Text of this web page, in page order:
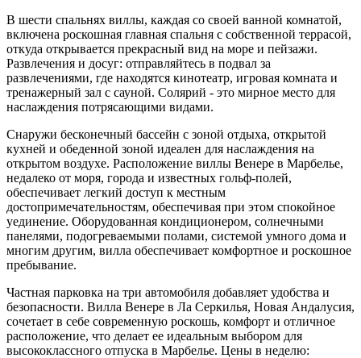
В шести спальнях виллы, каждая со своей ванной комнатой,
включена роскошная главная спальня с собственной террасой,
откуда открывается прекрасный вид на море и пейзажи.
Развлечения и досуг: отправляйтесь в подвал за
развлечениями, где находятся кинотеатр, игровая комната и
тренажерный зал с сауной. Солярий - это мирное место для
наслаждения потрясающими видами.
Снаружи бесконечный бассейн с зоной отдыха, открытой
кухней и обеденной зоной идеален для наслаждения на
открытом воздухе. Расположение виллы Венере в Марбелье,
недалеко от моря, города и известных гольф-полей,
обеспечивает легкий доступ к местным
достопримечательностям, обеспечивая при этом спокойное
уединение. Оборудованная кондиционером, солнечными
панелями, подогреваемыми полами, системой умного дома и
многим другим, вилла обеспечивает комфортное и роскошное
пребывание.
Частная парковка на три автомобиля добавляет удобства и
безопасности. Вилла Венере в Ла Серкилья, Новая Андалусия,
сочетает в себе современную роскошь, комфорт и отличное
расположение, что делает ее идеальным выбором для
высококлассного отпуска в Марбелье. Цены в неделю: